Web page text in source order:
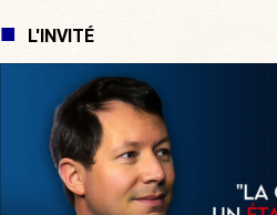
L'INVITÉ